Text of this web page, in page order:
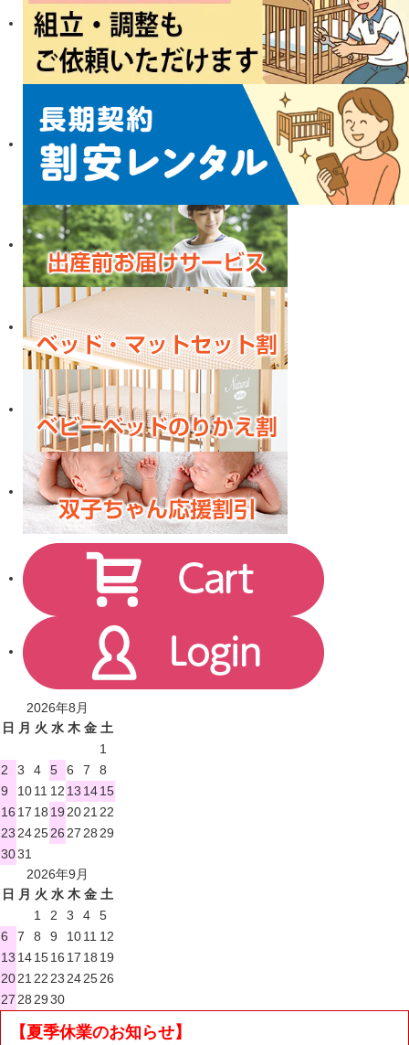
2026年8月
日 月 火 水 木 金 土
1
2
3 4 5 6 7
8
9
1011 12 13 1415
16 17 18 19 2021 22
23 242526 27 28 29
3031
2026年9月
日 月 火 水 木 金 土
1
2 3 4
5
6
7 8 9 1011 12
13 141516 17 18 19
2021 22 23 242526
27 28 2930
【夏季休業のお知らせ】